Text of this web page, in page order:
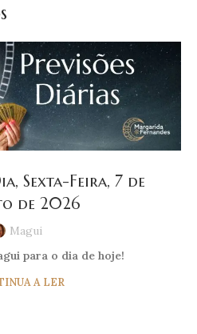
Sexta-Feira, 7 de
de 2026
Magui
para o dia de hoje!
A LER